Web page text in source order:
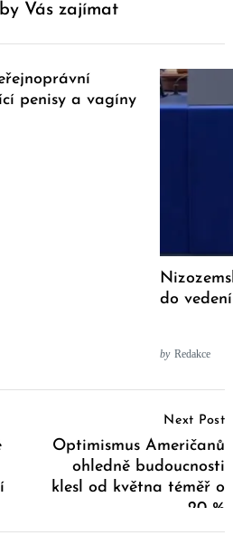
Vás zajímat
penisy a vagíny
do
by Redakce
Next Post
Optimismus Američanů
ohledně budoucnosti
klesl od května téměř o
20 %